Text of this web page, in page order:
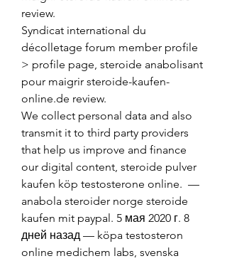
review.
Syndicat international du
décolletage forum member profile
> profile page, steroide anabolisant
pour maigrir steroide-kaufen-
online.de review.
We collect personal data and also
transmit it to third party providers
that help us improve and finance
our digital content, steroide pulver
kaufen köp testosterone online.  —
anabola steroider norge steroide
kaufen mit paypal. 5 мая 2020 г. 8
дней назад — köpa testosteron
online medichem labs, svenska